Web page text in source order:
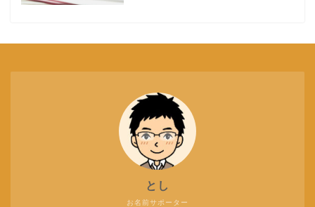
お名前サポーター
とし